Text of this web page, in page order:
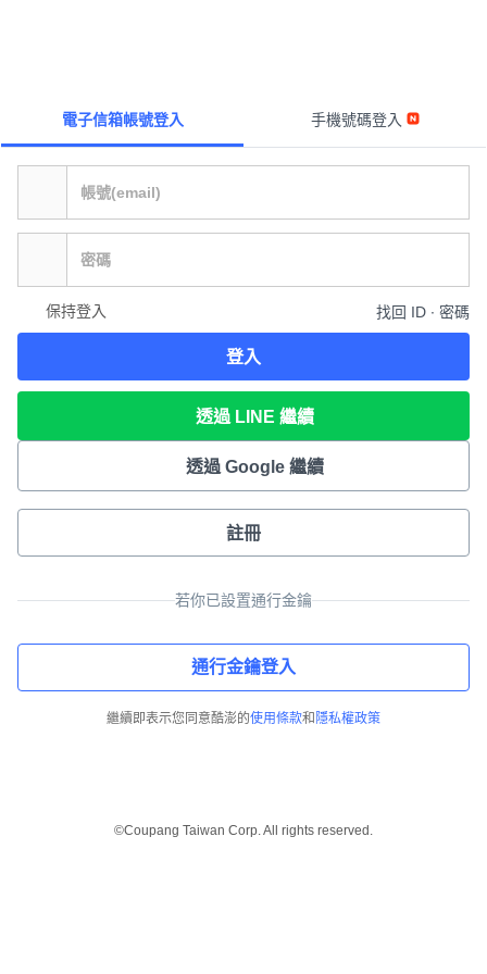
電子信箱帳號登入 手機號碼登入
保持登入 找回 ID ∙ 密碼
登入
透過 LINE 繼續
透過 Google 繼續
註冊
若你已設置通行金鑰
通行金鑰登入
繼續即表示您同意酷澎的使用條款和 隱私權政策
©Coupang Taiwan Corp. All rights reserved.